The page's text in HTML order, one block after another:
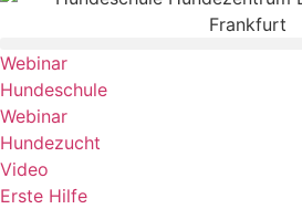
Webinar
Hundeschule
Webinar
Hundezucht
Video
Erste Hilfe